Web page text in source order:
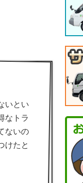
いとい
なトラ
ないの
けたと